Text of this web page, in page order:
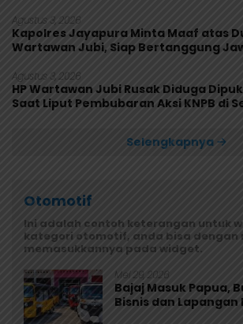
Agustus 3, 2026
Kapolres Jayapura Minta Maaf atas
Wartawan Jubi, Siap Bertanggung
Agustus 3, 2026
HP Wartawan Jubi Rusak Diduga
Saat Liput Pembubaran Aksi KNPB di
Selengkapnya
Otomotif
Ini adalah contoh keterangan untuk
kategori otomotif, anda bisa dengan
memasukkannya pada widget.
Mei 29, 2026
Bajaj Masuk Papua,
Bisnis dan Lapangan